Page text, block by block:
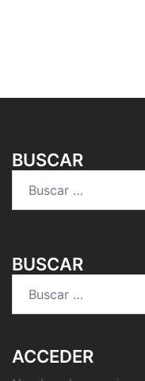
BUSCAR
BUSCAR
ACCEDER